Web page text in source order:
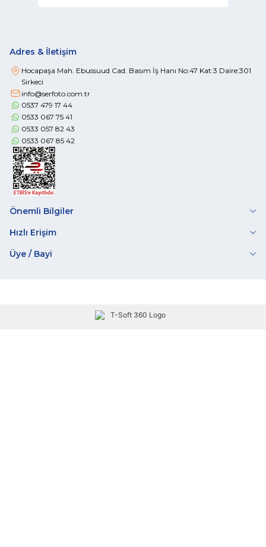
Adres & İletişim
Hocapaşa Mah. Ebussuud Cad. Basım İş Hanı No:47 Kat:3 Daire:301
Sirkeci
info@serfoto.com.tr
0537 479 17 44
0533 067 75 41
0533 057 82 43
0533 067 85 42
Önemli Bilgiler
Hızlı Erişim
Üye / Bayi